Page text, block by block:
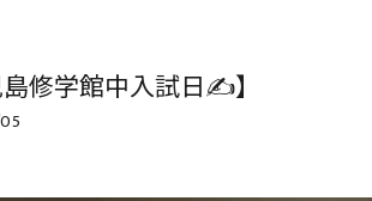
島修学館中入試日✍️】